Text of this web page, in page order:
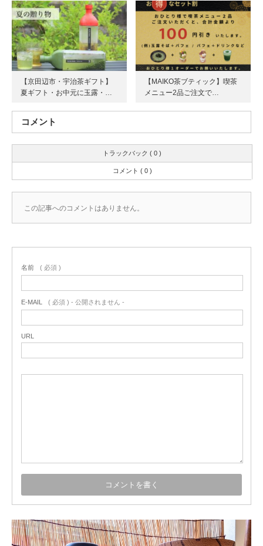
【京田辺市・宇治茶ギフト】
夏ギフト・お中元に玉露・…
【MAIKO茶ブティック】喫茶
メニュー2品ご注文で…
コメント
トラックバック ( 0 )
コメント ( 0 )
この記事へのコメントはありません。
名前 ( 必須 )
E-MAIL ( 必須 ) - 公開されません -
URL